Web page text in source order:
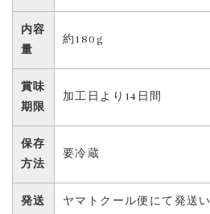
内容
量
約180g
賞味
期限
加工日より14日間
保存
方法
要冷蔵
発送
ヤマトクール便にて発送